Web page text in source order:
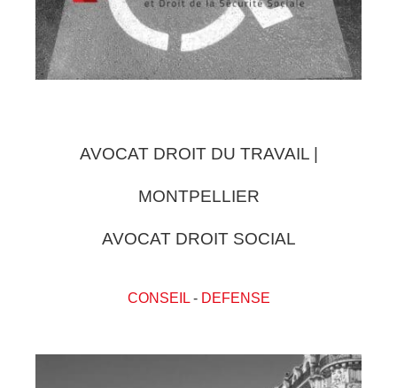
AVOCAT DROIT DU TRAVAIL |
MONTPELLIER
AVOCAT DROIT SOCIAL
CONSEIL- DEFENSE